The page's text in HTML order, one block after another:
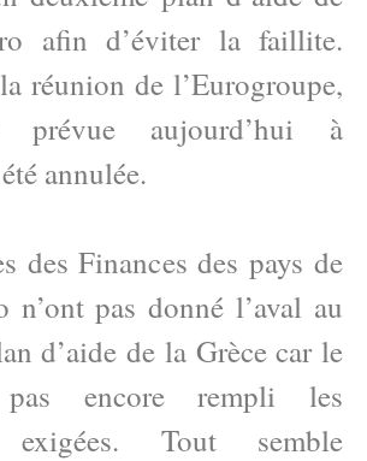
afin d’éviter la faillite.
réunion de l’Eurogroupe,
prévue aujourd’hui à
annulée.
des Finances des pays de
n’ont pas donné l’aval au
d’aide de la Grèce car le
encore rempli les
exigées. Tout semble